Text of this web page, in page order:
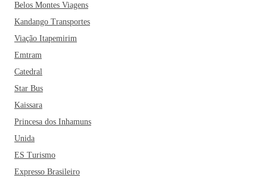
Belos Montes Viagens
Kandango Transportes
Viação Itapemirim
Emtram
Catedral
Star Bus
Kaissara
Princesa dos Inhamuns
Unida
ES Turismo
Expresso Brasileiro